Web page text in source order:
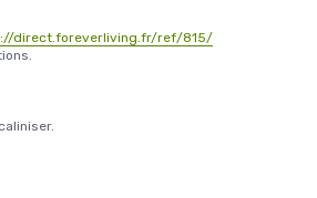
direct.foreverliving.fr/ref/815/